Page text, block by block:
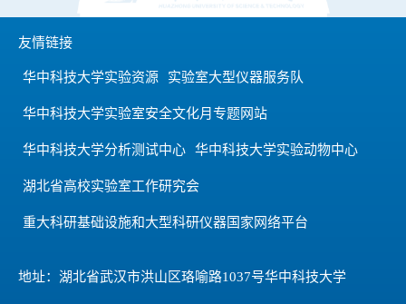
友情链接
华中科技大学实验资源 实验室大型仪器服务队
华中科技大学实验室安全文化月专题网站
华中科技大学分析测试中心 华中科技大学实验动物中心
湖北省高校实验室工作研究会
重大科研基础设施和大型科研仪器国家网络平台
地址：湖北省武汉市洪山区珞喻路1037号华中科技大学